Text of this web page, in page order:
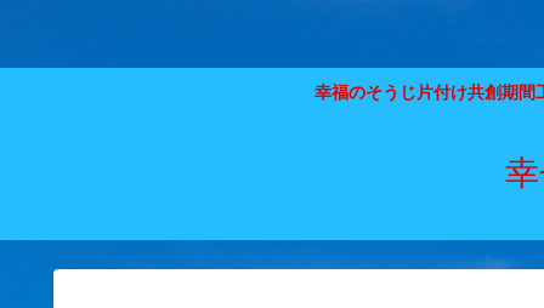
幸福のそうじ片付け共創期間